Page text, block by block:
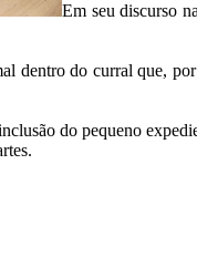
Em seu discurso
dentro do curral que,
do pequeno